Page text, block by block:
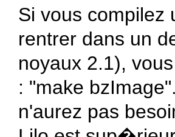
Si vous compilez
rentrer dans un
noyaux 2.1),
: "make bzImage
n'aurez pas